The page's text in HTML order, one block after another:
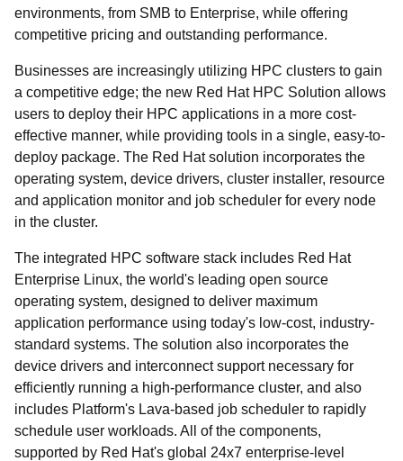
environments, from SMB to Enterprise, while offering
competitive pricing and outstanding performance.
Businesses are increasingly utilizing HPC clusters to gain
a competitive edge; the new Red Hat HPC Solution allows
users to deploy their HPC applications in a more cost-
effective manner, while providing tools in a single, easy-to-
deploy package. The Red Hat solution incorporates the
operating system, device drivers, cluster installer, resource
and application monitor and job scheduler for every node
in the cluster.
The integrated HPC software stack includes Red Hat
Enterprise Linux, the world's leading open source
operating system, designed to deliver maximum
application performance using today's low-cost, industry-
standard systems. The solution also incorporates the
device drivers and interconnect support necessary for
efficiently running a high-performance cluster, and also
includes Platform's Lava-based job scheduler to rapidly
schedule user workloads. All of the components,
supported by Red Hat's global 24x7 enterprise-level